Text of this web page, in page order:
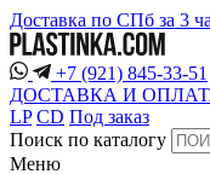
Доставка по СПб за 3
+7 (921) 845-33-51
ДОСТАВКА И
LP CD Под заказ
Поиск по каталогу
Меню